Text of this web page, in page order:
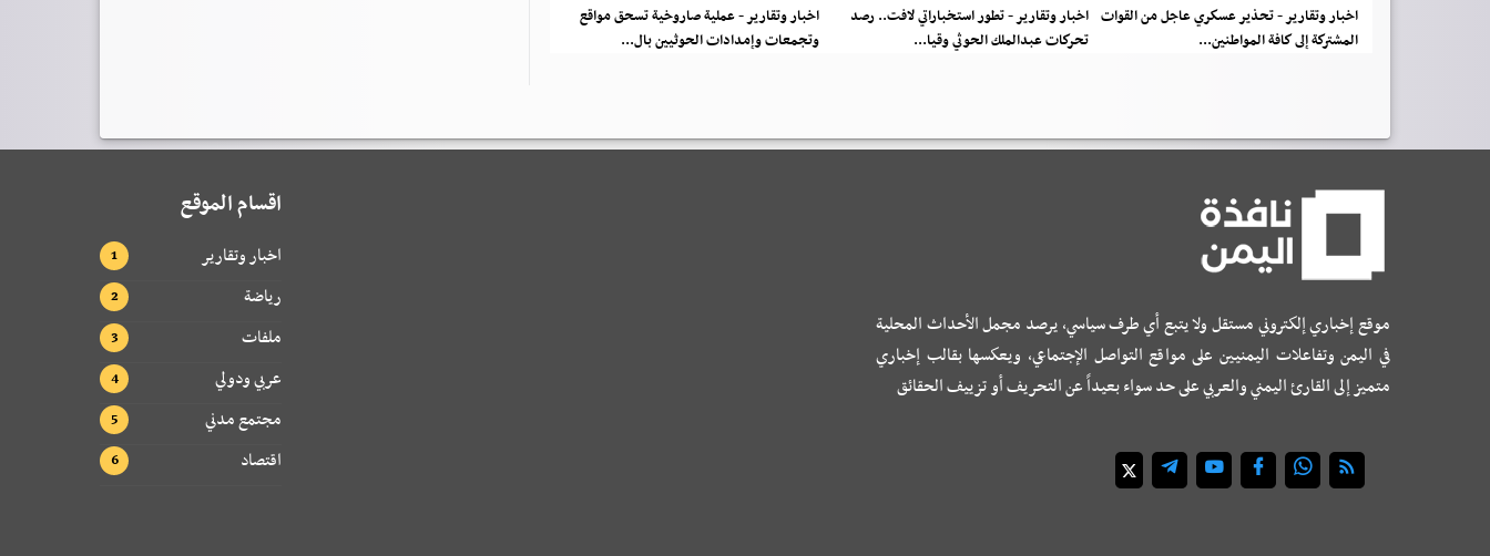
اخبار وتقارير - تحذير عسكري عاجل من القوات
المشتركة إلى كافة المواطنين...
اخبار وتقارير - تطور استخباراتي لافت.. رصد
تحركات عبدالملك الحوثي وقيا...
اخبار وتقارير - عملية صاروخية تسحق مواقع
وتجمعات وإمدادات الحوثيين بال...
موقع إخباري إلكتروني مستقل ولا يتبع أي طرف سياسي، يرصد مجمل الأحداث المحلية
في اليمن وتفاعلات اليمنيين على مواقع التواصل الإجتماعي، ويعكسها بقالب إخباري
متميز إلى القارئ اليمني والعربي على حد سواء بعيداً عن التحريف أو تزييف الحقائق
اقسام الموقع
اخبار وتقارير
رياضة
ملفات
عربي ودولي
مجتمع مدني
اقتصاد